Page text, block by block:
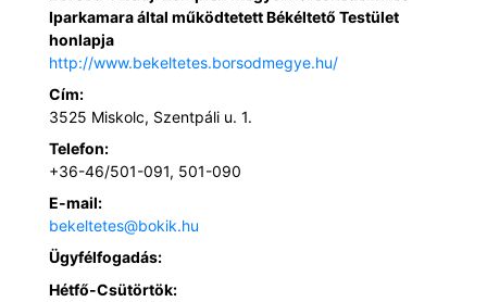
Iparkamara által működtetett Békéltető Testület
honlapja
http://www.bekeltetes.borsodmegye.hu/
Cím:
3525 Miskolc, Szentpáli u. 1.
Telefon:
+36-46/501-091, 501-090
E-mail:
bekeltetes@bokik.hu
Ügyfélfogadás:
Hétfő-Csütörtök: